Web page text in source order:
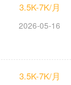
3.5K-7K/月
2026-05-16
3.5K-7K/月